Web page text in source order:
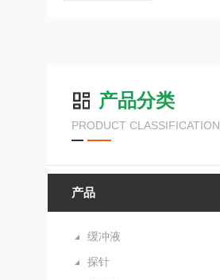
产品分类
PRODUCT CLASSIFICATION
产品
缓冲液
探针